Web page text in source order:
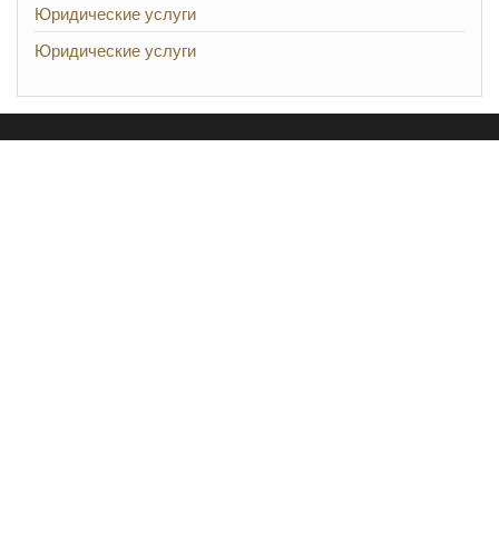
Юридические услуги
Юридические услуги